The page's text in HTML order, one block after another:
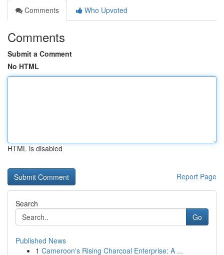
Comments
Who Upvoted
Comments
Submit a Comment
No HTML
HTML is disabled
Report Page
Search
Go
Published News
1 Cameroon's Rising Charcoal Enterprise: A ...